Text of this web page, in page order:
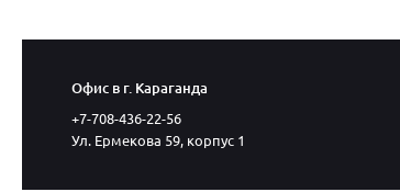
Офис в г. Караганда
+7-708-436-22-56
Ул. Ермекова 59, корпус 1